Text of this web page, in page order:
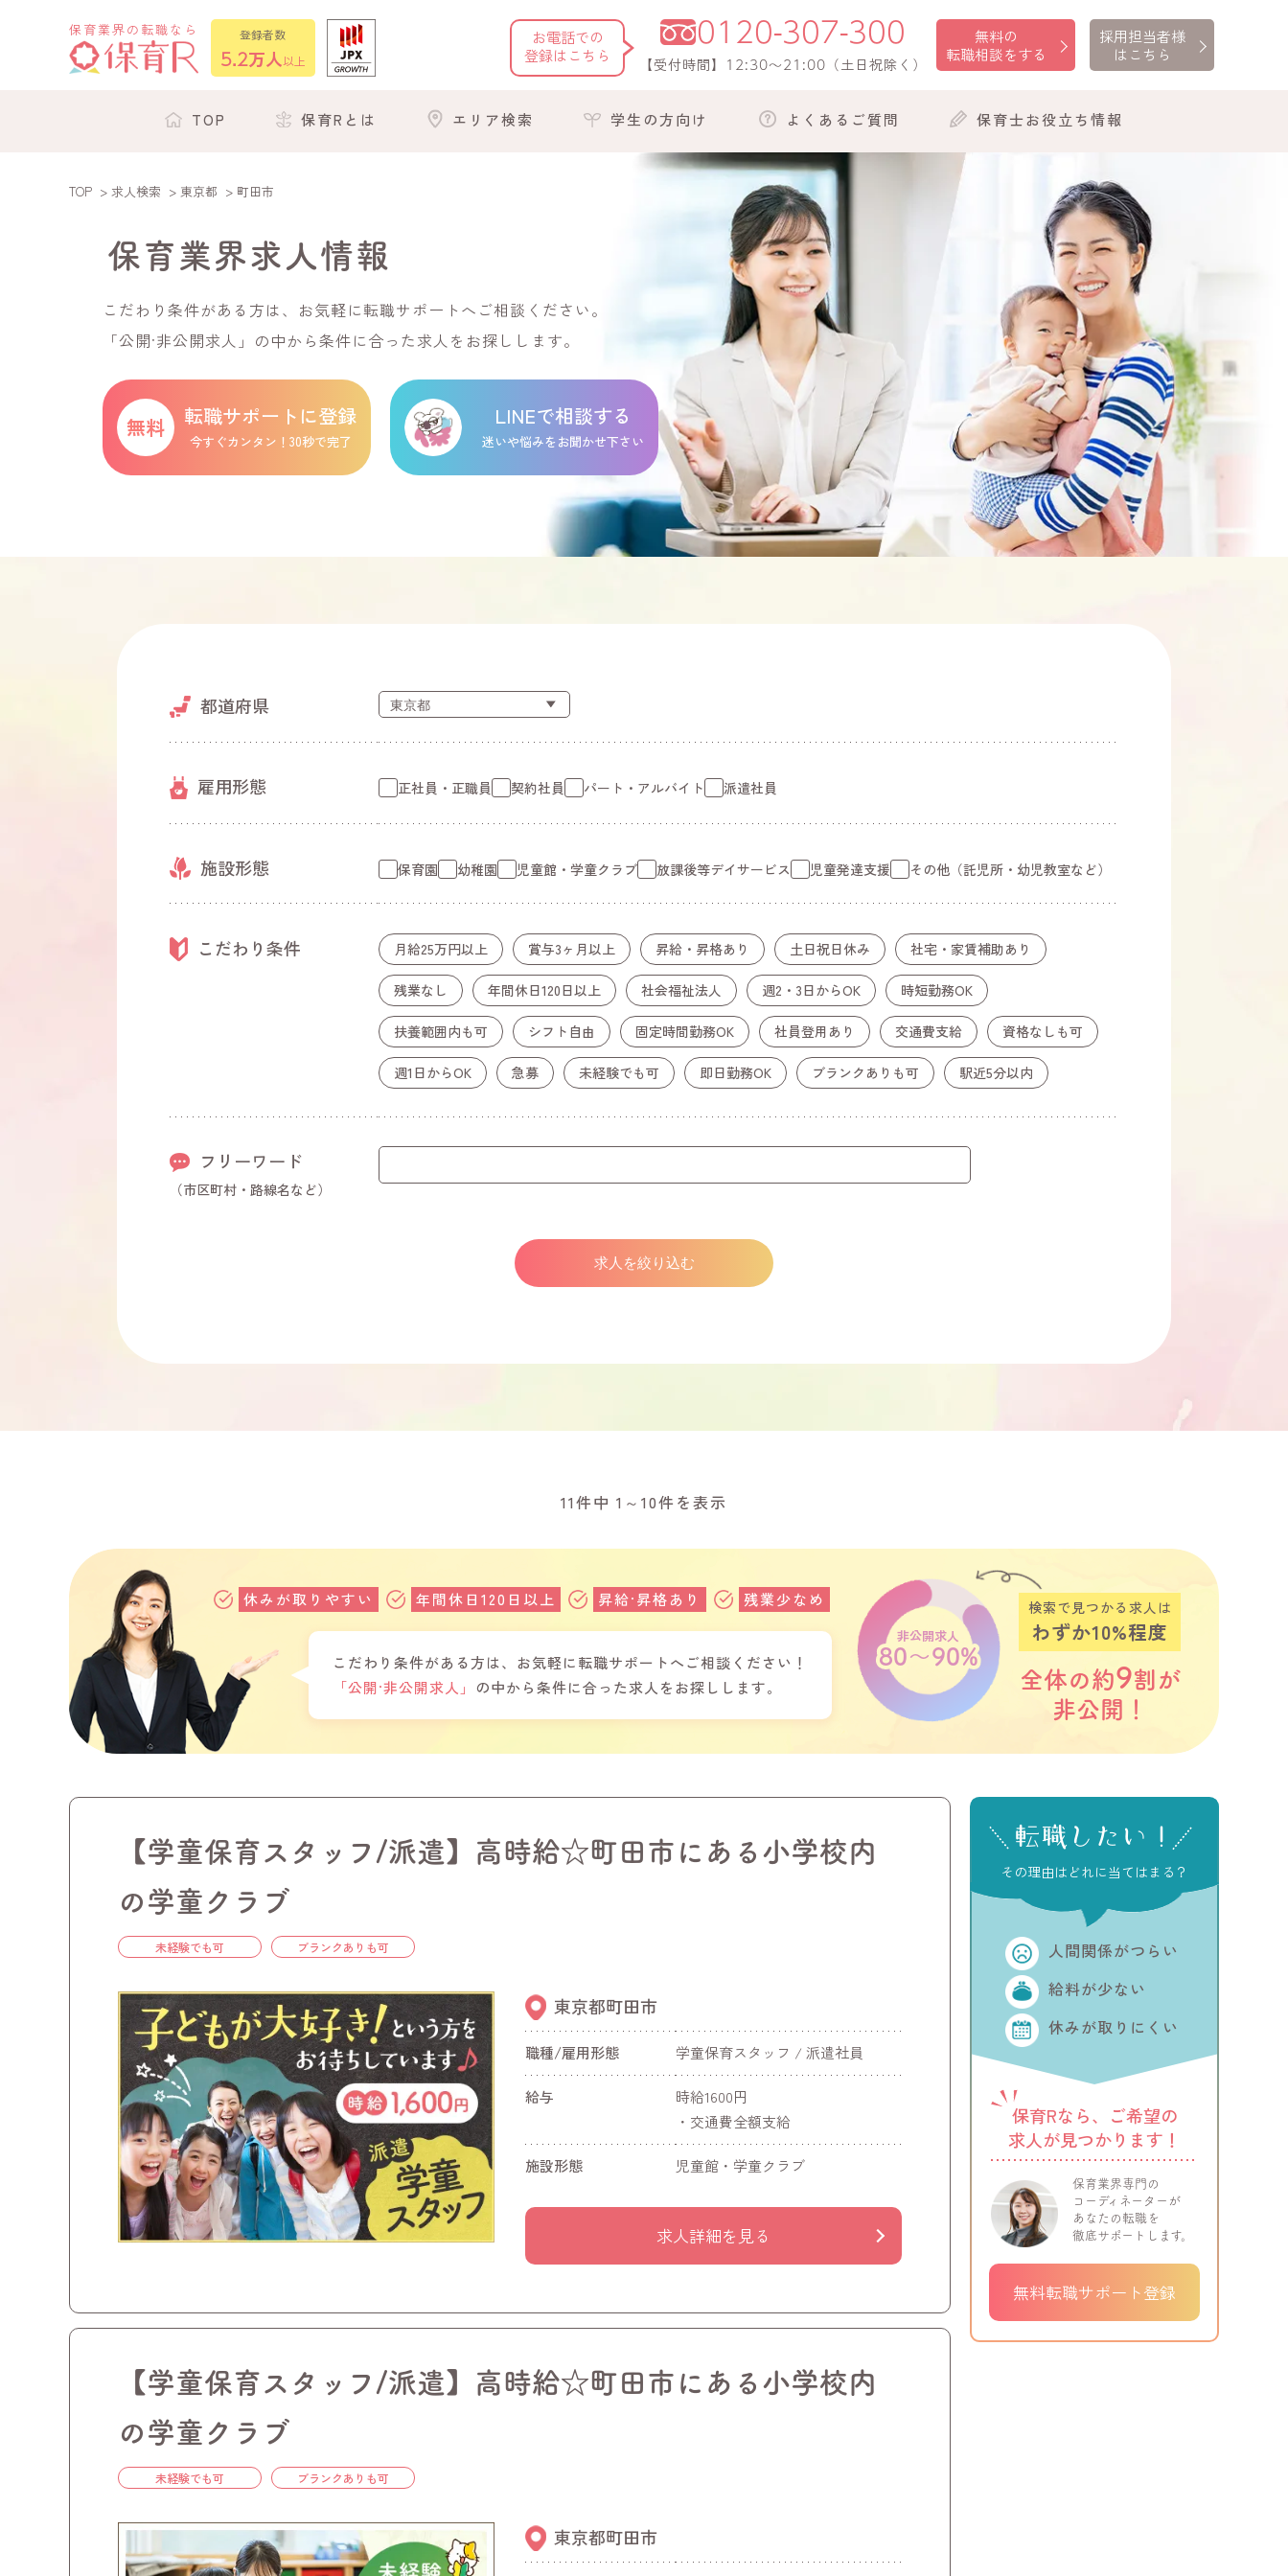
保育業界の転職なら 登録者数
5.2万人以上
お電話での
登録はこちら
0120-307-300
【受付時間】 12:30～21:00 （土日祝除く）
無料の
転職相談をする
採用担当者様
はこちら
TOP 保育Rとは エリア検索 学生の方向け よくあるご質問 保育士お役立ち情報
TOP > 求人検索 > 東京都 > 町田市
保育業界求人情報
こだわり条件がある方は、お気軽に転職サポートへご相談ください。
「公開·非公開求人」の中から条件に合った求人をお探しします。
転職サポートに登録
今すぐカンタン！30秒で完了
LINEで相談する
迷いや悩みをお聞かせ下さい
都道府県
雇用形態 正社員・正職員 契約社員 パート・アルバイト 派遣社員
施設形態 保育園 幼稚園 児童館・学童クラブ 放課後等デイサービス 児童発達支援 その他（託児所・ 幼児教室など）
こだわり条件 月給25万円以上 賞与3ヶ月以上 昇給・昇格あり 土日祝日休み 社宅・ 家賃補助あり
残業なし 年間休日120日以上 社会福祉法人 週2・3日からOK 時短勤務OK
扶養範囲内も可 シフト自由 固定時間勤務OK 社員登用あり 交通費支給 資格なしも可
週1日からOK 急募 未経験でも可 即日勤務OK ブランクありも可 駅近5分以内
フリーワード
（市区町村・路線名など）
11件中 1～10件を表示
休みが取りやすい 年間休日120日以上 昇給·昇格あり 残業少なめ
こだわり条件がある方は、お気軽に転職サポートへご相談ください！
「公開·非公開求人」
の中から条件に合った求人をお探しします。
非公開求人
80～90%
検索で見つかる求人は
わずか10%程度
全体の約9割が
非公開！
【学童保育スタッフ/派遣】高時給☆町田市にある小学校内
の学童クラブ
未経験でも可 ブランクありも可
東京都町田市
職種/雇用形態 学童保育スタッフ / 派遣社員
給与
時給1600円
・交通費全額支給
施設形態 児童館・学童クラブ
求人詳細を見る
【学童保育スタッフ/派遣】高時給☆町田市にある小学校内
の学童クラブ
未経験でも可 ブランクありも可
東京都町田市
転職したい！
その理由はどれに当てはまる？
人間関係がつらい
給料が少ない
休みが取りにくい
保育Rなら、ご希望の
求人が見つかります！
保育業界専門の
コーディネーターが
あなたの転職を
徹底サポートします。
無料転職サポート登録